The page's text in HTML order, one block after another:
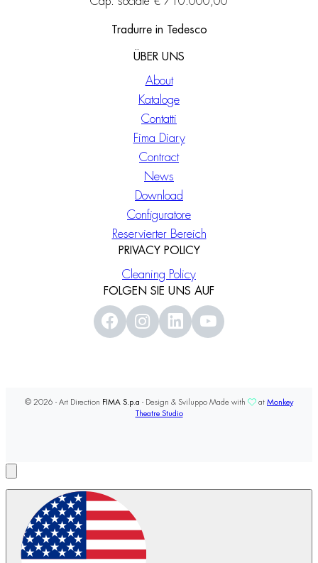
Tradurre in Tedesco
ÜBER UNS
About
Kataloge
Contatti
Fima Diary
Contract
News
Download
Configuratore
Reservierter Bereich
PRIVACY POLICY
Cleaning Policy
FOLGEN SIE UNS AUF
© 2026 - Art Direction FIMA S.p.a - Design & Sviluppo Made with at Monkey
Theatre Studio